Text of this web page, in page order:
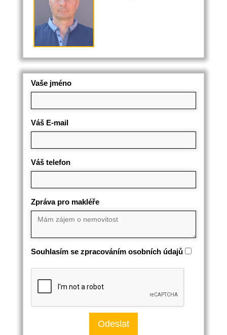
Vaše jméno
Váš E-mail
Váš telefon
Zpráva pro makléře
Souhlasím se zpracováním osobních údajů